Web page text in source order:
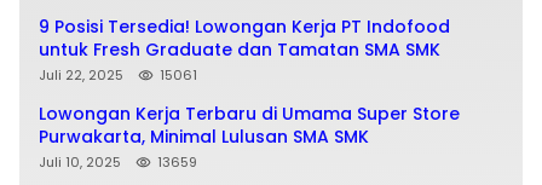
9 Posisi Tersedia! Lowongan Kerja PT Indofood
untuk Fresh Graduate dan Tamatan SMA SMK
Juli 22, 2025 15061
Lowongan Kerja Terbaru di Umama Super Store
Purwakarta, Minimal Lulusan SMA SMK
Juli 10, 2025 13659